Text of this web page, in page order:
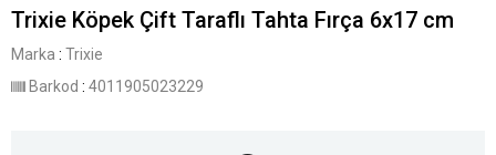
Trixie Köpek Çift Taraflı Tahta Fırça 6x17 cm
Marka : Trixie
Barkod : 4011905023229